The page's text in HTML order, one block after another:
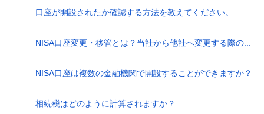
口座が開設されたか確認する方法を教えてください。
NISA口座変更・移管とは？当社から他社へ変更する際の...
NISA口座は複数の金融機関で開設することができますか？
相続税はどのように計算されますか？